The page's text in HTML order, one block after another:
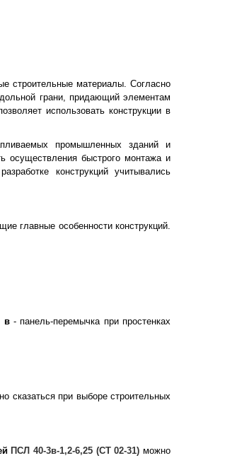
строительные материалы. Согласно
грани, придающий элементам
использовать конструкции в
промышленных зданий и
осуществления быстрого монтажа и
конструкций учитывались
главные особенности конструкций.
в- панель-перемычка при простенках
сказаться при выборе строительных
ПСЛ 40-3в-1,2-6,25 (СТ 02-31) можно